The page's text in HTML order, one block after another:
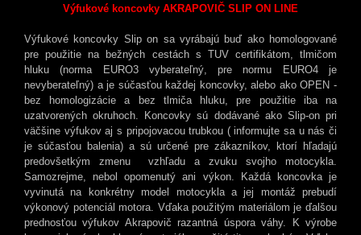
Výfukové koncovky AKRAPOVIČ SLIP ON LINE
Výfukové koncovky Slip on sa vyrábajú buď ako homologované
pre použitie na bežných cestách s TUV certifikátom, tlmičom
hluku (norma EURO3 vyberateľný, pre normu EURO4 je
nevyberateľný) a je súčasťou každej koncovky, alebo ako OPEN -
bez homologizácie a bez tlmiča hluku, pre použitie iba na
uzatvorených okruhoch. Koncovky sú dodávané ako Slip-on pri
väčšine výfukov aj s pripojovacou trubkou ( informujte sa u nás či
je súčasťou balenia) a sú určené pre zákazníkov, ktorí hľadajú
predovšetkým zmenu vzhľadu a zvuku svojho motocykla.
Samozrejme, nebol opomenutý ani výkon. Každá koncovka je
vyvinutá na konkrétny model motocykla a jej montáž prebudí
výkonový potenciál motora. Vďaka použitým materiálom je ďalšou
prednosťou výfukov Akrapovič razantná úspora váhy. K výrobe